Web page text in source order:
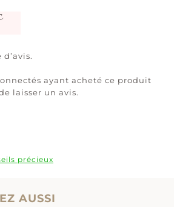
d’avis.
ayant acheté ce produit
laisser un avis.
précieux
AUSSI